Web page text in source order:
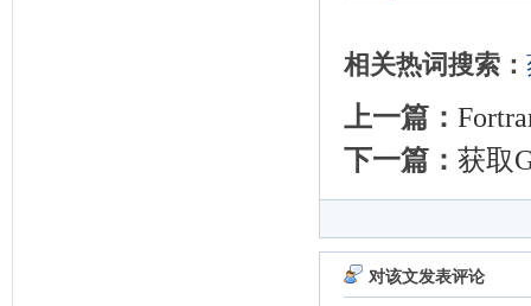
相关热词搜索：
上一篇：
下一篇： 获取